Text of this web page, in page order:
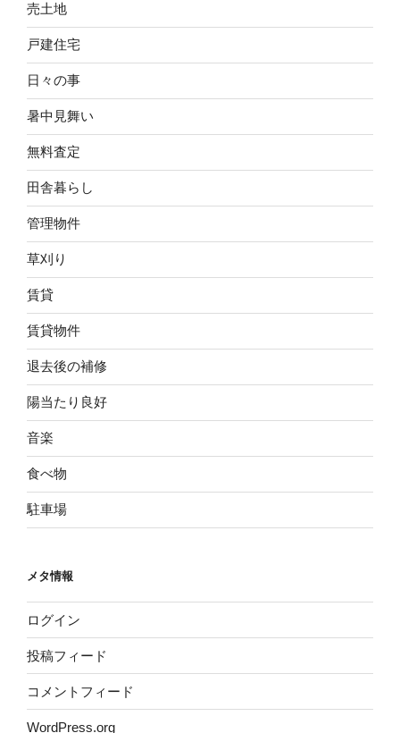
売土地
戸建住宅
日々の事
暑中見舞い
無料査定
田舎暮らし
管理物件
草刈り
賃貸
賃貸物件
退去後の補修
陽当たり良好
音楽
食べ物
駐車場
メタ情報
ログイン
投稿フィード
コメントフィード
WordPress.org